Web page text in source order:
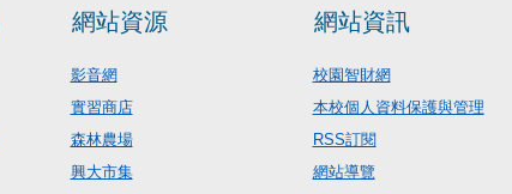
網站資源
影音網
實習商店
森林農場
興大市集
網站資訊
校園智財網
本校個人資料保護與管理
RSS訂閱
網站導覽